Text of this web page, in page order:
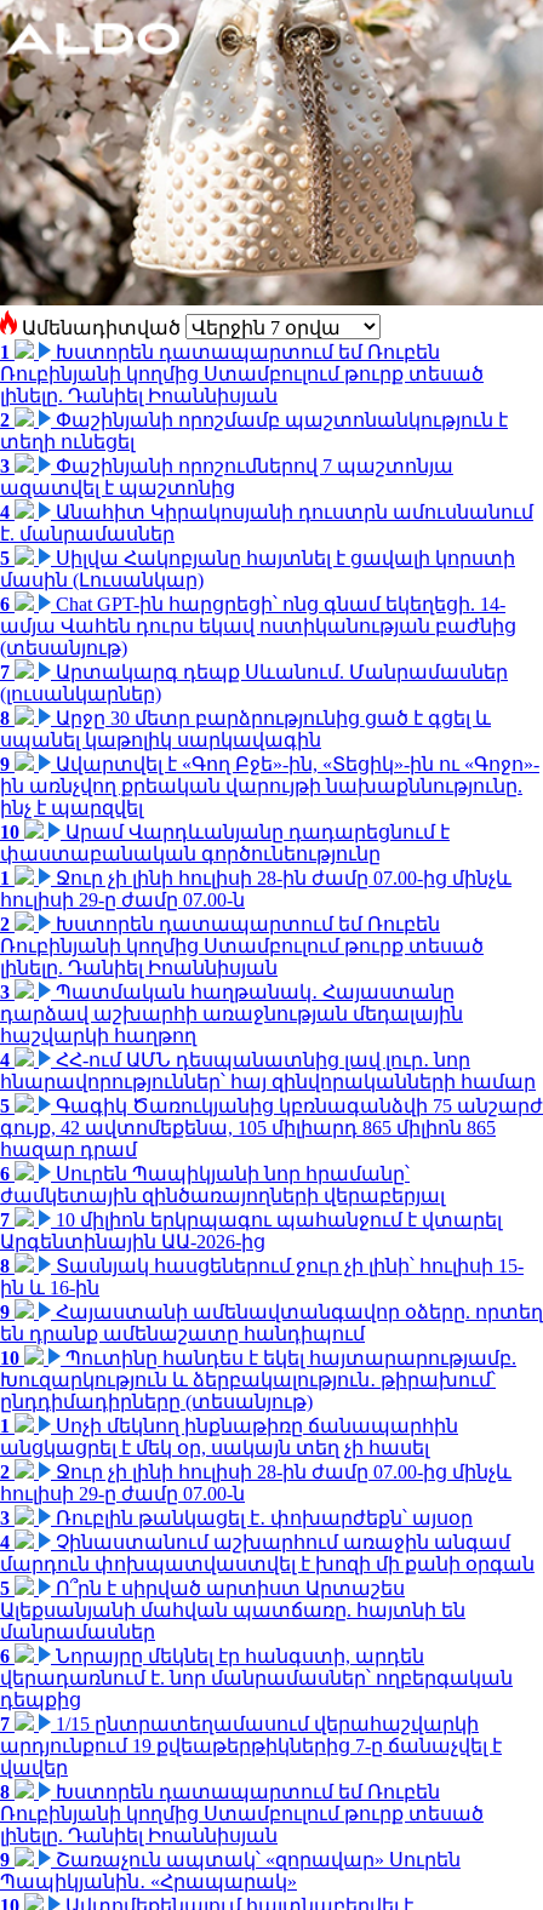
Ամենադիտված
1
Խստորեն դատապարտում եմ Ռուբեն
Ռուբինյանի կողմից Ստամբուլում թուրք տեսած
լինելը. Դանիել Իոաննիսյան
2
Փաշինյանի որոշմամբ պաշտոնանկություն է
տեղի ունեցել
3
Փաշինյանի որոշումներով 7 պաշտոնյա
ազատվել է պաշտոնից
4
Անահիտ Կիրակոսյանի դուստրն ամուսնանում
է. մանրամասներ
5
Սիլվա Հակոբյանը հայտնել է ցավալի կորստի
մասին (Լուսանկար)
6
Chat GPT-ին հարցրեցի՝ ոնց գնամ եկեղեցի. 14-
ամյա Վահեն դուրս եկավ ոստիկանության բաժնից
(տեսանյութ)
7
Արտակարգ դեպք Սևանում. Մանրամասներ
(լուսանկարներ)
8
Արջը 30 մետր բարձրությունից ցած է գցել և
սպանել կաթոլիկ սարկավագին
9
Ավարտվել է «Գող Բջե»-ին, «Տեցիկ»-ին ու «Գոջո»-
ին առնչվող քրեական վարույթի նախաքննությունը.
ինչ է պարզվել
10
Արամ Վարդևանյանը դադարեցնում է
փաստաբանական գործունեությունը
1
Ջուր չի լինի հուլիսի 28-ին ժամը 07.00-ից մինչև
հուլիսի 29-ը ժամը 07.00-ն
2
Խստորեն դատապարտում եմ Ռուբեն
Ռուբինյանի կողմից Ստամբուլում թուրք տեսած
լինելը. Դանիել Իոաննիսյան
3
Պատմական հաղթանակ․ Հայաստանը
դարձավ աշխարհի առաջնության մեդալային
հաշվարկի հաղթող
4
ՀՀ-ում ԱՄՆ դեսպանատնից լավ լուր․ նոր
հնարավորություններ՝ հայ զինվորականների համար
5
Գագիկ Ծառուկյանից կբռնագանձվի 75 անշարժ
գույք, 42 ավտոմեքենա, 105 միլիարդ 865 միլիոն 865
հազար դրամ
6
Սուրեն Պապիկյանի նոր հրամանը՝
ժամկետային զինծառայողների վերաբերյալ
7
10 միլիոն երկրպագու պահանջում է վտարել
Արգենտինային ԱԱ-2026-ից
8
Տասնյակ հասցեներում ջուր չի լինի՝ հուլիսի 15-
ին և 16-ին
9
Հայաստանի ամենավտանգավոր օձերը. որտեղ
են դրանք ամենաշատը հանդիպում
10
Պուտինը հանդես է եկել հայտարարությամբ.
Խուզարկություն և ձերբակալություն․ թիրախում՝
ընդդիմադիրները (տեսանյութ)
1
Սոչի մեկնող ինքնաթիռը ճանապարհին
անցկացրել է մեկ օր, սակայն տեղ չի հասել
2
Ջուր չի լինի հուլիսի 28-ին ժամը 07.00-ից մինչև
հուլիսի 29-ը ժամը 07.00-ն
3
Ռուբլին թանկացել է․ փոխարժեքն՝ այսօր
4
Չինաստանում աշխարհում առաջին անգամ
մարդուն փոխպատվաստվել է խոզի մի քանի օրգան
5
Ո՞րն է սիրված արտիստ Արտաշես
Ալեքսանյանի մահվան պատճառը. հայտնի են
մանրամասներ
6
Նորայրը մեկնել էր հանգստի, արդեն
վերադառնում է. նոր մանրամասներ՝ ողբերգական
դեպքից
7
1/15 ընտրատեղամասում վերահաշվարկի
արդյունքում 19 քվեաթերթիկներից 7-ը ճանաչվել է
վավեր
8
Խստորեն դատապարտում եմ Ռուբեն
Ռուբինյանի կողմից Ստամբուլում թուրք տեսած
լինելը. Դանիել Իոաննիսյան
9
Շառաչուն ապտակ՝ «զորավար» Սուրեն
Պապիկյանին․ «Հրապարակ»
10
Ավտոմեքենայում հայտնաբերվել է